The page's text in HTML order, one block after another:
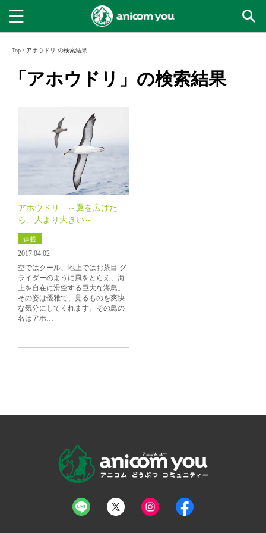
Top / アホウドリ の検索結果
「アホウドリ」の検索結果
アホウドリ ～翼を広げた
ら、人より大きい～
連載
2017.04.02
空ではクール、地上ではお茶目 グ
ライダーのように風をとらえ、海
上を自在に滑空する巨大な海鳥。
その姿は優雅で、見るものを爽快
な気分にしてくれます。その鳥の
名はアホ…